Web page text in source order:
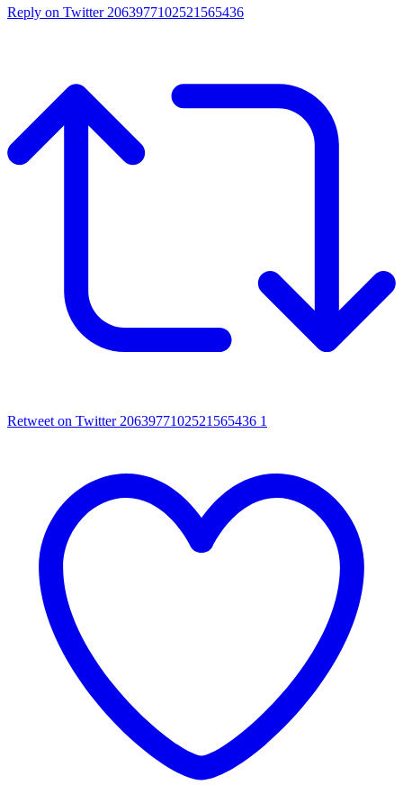
Reply on Twitter 2063977102521565436
Retweet on Twitter 2063977102521565436 1